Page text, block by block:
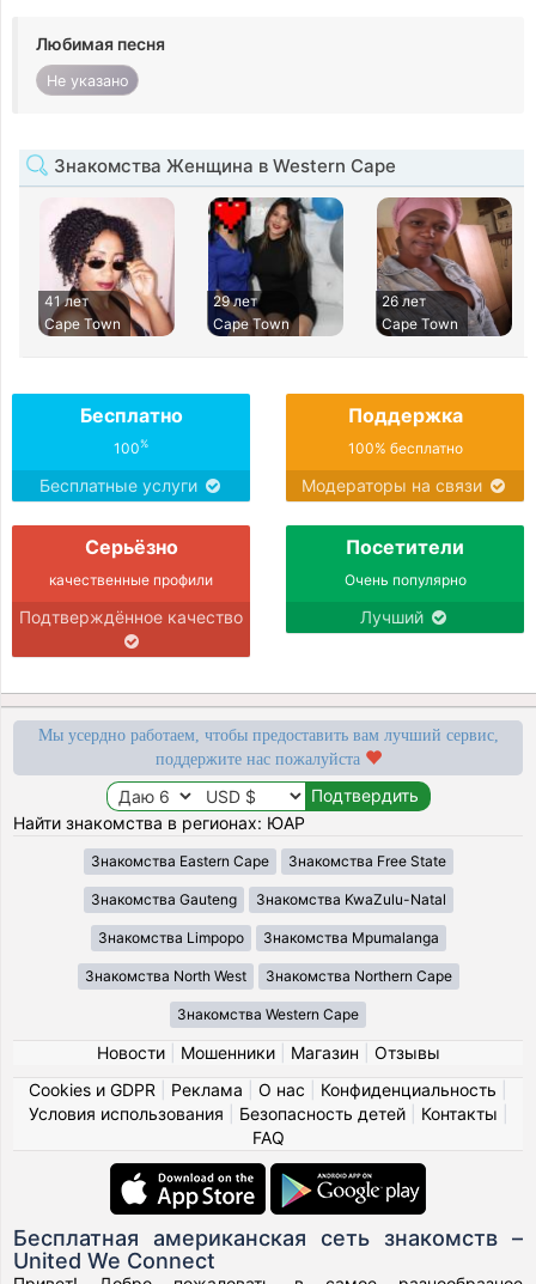
Любимая песня
Не указано
Знакомства Женщина в Western Cape
41 лет
Cape Town
29 лет
Cape Town
26 лет
Cape Town
Бесплатно
100%
Бесплатные услуги
Поддержка
100% бесплатно
Модераторы на связи
Серьёзно
качественные профили
Подтверждённое качество
Посетители
Очень популярно
Лучший
Мы усердно работаем, чтобы предоставить вам лучший сервис,
поддержите нас пожалуйста
Найти знакомства в регионах: ЮАР
Знакомства Eastern Cape Знакомства Free State
Знакомства Gauteng Знакомства KwaZulu-Natal
Знакомства Limpopo Знакомства Mpumalanga
Знакомства North West Знакомства Northern Cape
Знакомства Western Cape
Новости| Мошенники| Магазин
Отзывы
Cookies и GDPR
Реклама О нас Конфиденциальность
Условия использования
Безопасность детей| Контакты
FAQ
Бесплатная американская сеть знакомств –
United We Connect